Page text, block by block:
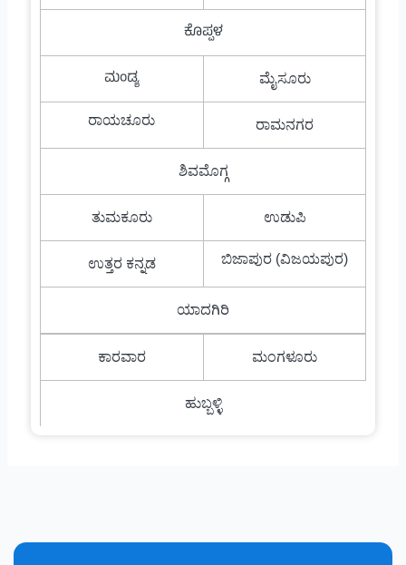
ಕೊಪ್ಪಳ
ಮಂಡ್ಯ
ಮೈಸೂರು
ರಾಯಚೂರು ರಾಮನಗರ
ಶಿವಮೊಗ್ಗ
ತುಮಕೂರು ಉಡುಪಿ
ಉತ್ತರ ಕನ್ನಡ ಬಿಜಾಪುರ (ವಿಜಯಪುರ)
ಯಾದಗಿರಿ
ಕಾರವಾರ ಮಂಗಳೂರು
ಹುಬ್ಬಳ್ಳಿ